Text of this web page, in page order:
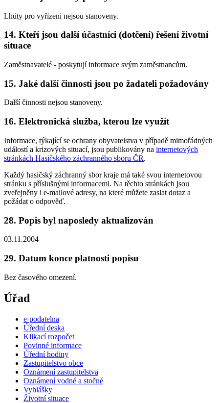
Lhůty pro vyřízení nejsou stanoveny.
14. Kteří jsou další účastníci (dotčení) řešení životní
situace
Zaměstnavatelé - poskytují informace svým zaměstnancům.
15. Jaké další činnosti jsou po žadateli požadovány
Další činnosti nejsou stanoveny.
16. Elektronická služba, kterou lze využít
Informace, týkající se ochrany obyvatelstva v případě mimořádných
událostí a krizových situací, jsou publikovány na internetových
stránkách Hasičského záchranného sboru ČR.
Každý hasičský záchranný sbor kraje má také svou internetovou
stránku s příslušnými informacemi. Na těchto stránkách jsou
zveřejněny i e-mailové adresy, na které můžete zaslat dotaz a
požádat o odpověď.
28. Popis byl naposledy aktualizován
03.11.2004
29. Datum konce platnosti popisu
Bez časového omezení.
Úřad
e-podatelna
Úřední deska
Klikací rozpočet
Povinné informace
Úřední hodiny
Zastupitelstvo obce
Oznámení zastupitelstva
Oznámení vodné a stočné
Vyhlášky
Životní situace